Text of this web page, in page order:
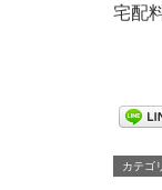
宅配
カテゴ